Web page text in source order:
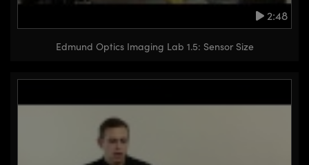
2:48
Edmund Optics Imaging Lab 1.5: Sensor Size